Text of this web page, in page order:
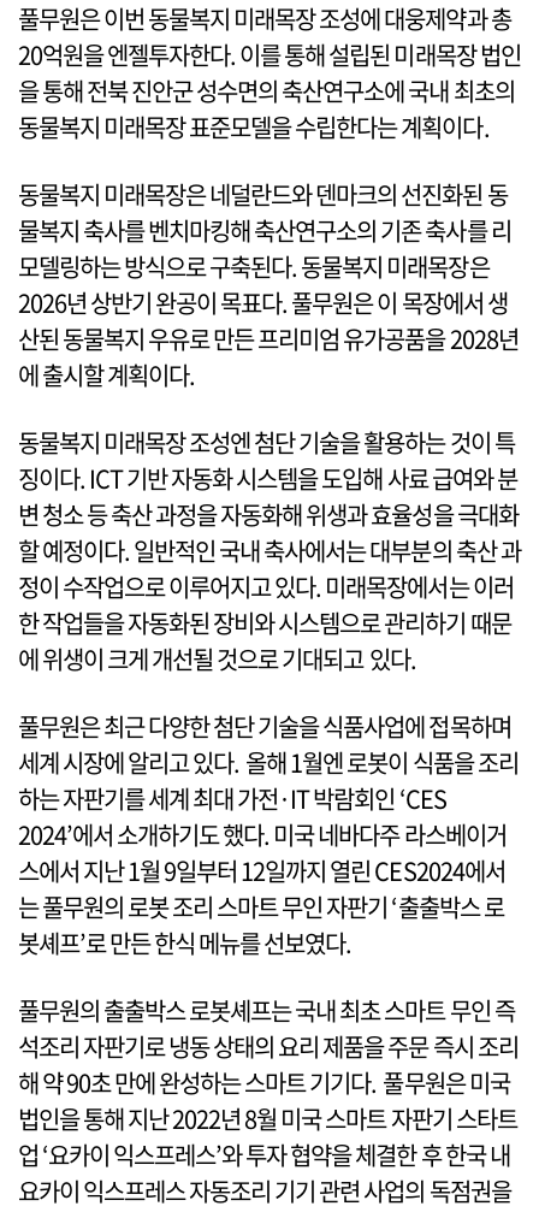
풀무원은 이번 동물복지 미래목장 조성에 대웅제약과 총
20억원을 엔젤투자한다. 이를 통해 설립된 미래목장 법인
을 통해 전북 진안군 성수면의 축산연구소에 국내 최초의
동물복지 미래목장 표준모델을 수립한다는 계획이다.
동물복지 미래목장은 네덜란드와 덴마크의 선진화된 동
물복지 축사를 벤치마킹해 축산연구소의 기존 축사를 리
모델링하는 방식으로 구축된다. 동물복지 미래목장은
2026년 상반기 완공이 목표다. 풀무원은 이 목장에서 생
산된 동물복지 우유로 만든 프리미엄 유가공품을 2028년
에 출시할 계획이다.
동물복지 미래목장 조성엔 첨단 기술을 활용하는 것이 특
징이다. ICT 기반 자동화 시스템을 도입해 사료 급여와 분
변 청소 등 축산 과정을 자동화해 위생과 효율성을 극대화
할 예정이다. 일반적인 국내 축사에서는 대부분의 축산 과
정이 수작업으로 이루어지고 있다. 미래목장에서는 이러
한 작업들을 자동화된 장비와 시스템으로 관리하기 때문
에 위생이 크게 개선될 것으로 기대되고 있다.
풀무원은 최근 다양한 첨단 기술을 식품사업에 접목하며
세계 시장에 알리고 있다. 올해 1월엔 로봇이 식품을 조리
하는 자판기를 세계 최대 가전·IT 박람회인 ‘CES
2024’에서 소개하기도 했다. 미국 네바다주 라스베이거
스에서 지난 1월 9일부터 12일까지 열린 CES2024에서
는 풀무원의 로봇 조리 스마트 무인 자판기 ‘출출박스 로
봇셰프’로 만든 한식 메뉴를 선보였다.
풀무원의 출출박스 로봇셰프는 국내 최초 스마트 무인 즉
석조리 자판기로 냉동 상태의 요리 제품을 주문 즉시 조리
해 약 90초 만에 완성하는 스마트 기기다. 풀무원은 미국
법인을 통해 지난 2022년 8월 미국 스마트 자판기 스타트
업 ‘요카이 익스프레스’와 투자 협약을 체결한 후 한국 내
요카이 익스프레스 자동조리 기기 관련 사업의 독점권을